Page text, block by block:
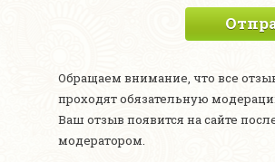
Обращаем внимание, что все
проходят обязательную
Ваш отзыв появится на сайте
модератором.